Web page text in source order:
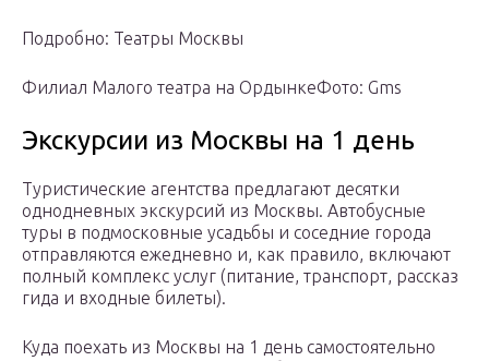
Подробно: Театры Москвы
Филиал Малого театра на ОрдынкеФото: Gms
Экскурсии из Москвы на 1 день
Туристические агентства предлагают десятки
однодневных экскурсий из Москвы. Автобусные
туры в подмосковные усадьбы и соседние города
отправляются ежедневно и, как правило, включают
полный комплекс услуг (питание, транспорт, рассказ
гида и входные билеты).
Куда поехать из Москвы на 1 день самостоятельно